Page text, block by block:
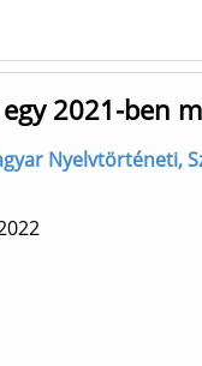
2021-ben
Nyelvtörténeti,